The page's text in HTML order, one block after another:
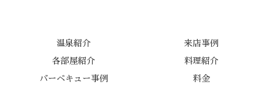
温泉紹介 来店事例
各部屋紹介 料理紹介
バーベキュー事例 料金